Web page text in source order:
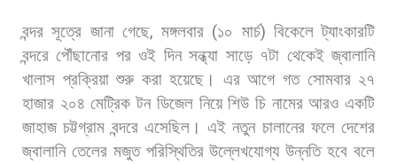
বন্দর সূত্রে জানা গেছে, মঙ্গলবার (১০ মার্চ) বিকেলে ট্যাংকারটি
বন্দরে পৌঁছানোর পর ওই দিন সন্ধ্যা সাড়ে ৭টা থেকেই জ্বালানি
খালাস প্রক্রিয়া শুরু করা হয়েছে। এর আগে গত সোমবার ২৭
হাজার ২০৪ মেট্রিক টন ডিজেল নিয়ে শিউ চি নামের আরও একটি
জাহাজ চট্টগ্রাম বন্দরে এসেছিল। এই নতুন চালানের ফলে দেশের
জ্বালানি তেলের মজুত পরিস্থিতির উল্লেখযোগ্য উন্নতি হবে বলে